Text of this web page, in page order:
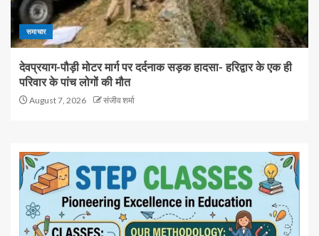
समाचार
देवप्रयाग-पौड़ी मोटर मार्ग पर दर्दनाक सड़क हादसा- हरिद्वार के एक ही
परिवार के पांच लोगों की मौत
August 7, 2026 संजीव शर्मा